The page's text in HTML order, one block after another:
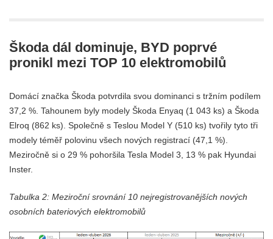
Škoda dál dominuje, BYD poprvé
pronikl mezi TOP 10 elektromobilů
Domácí značka Škoda potvrdila svou dominanci s tržním podílem
37,2 %. Tahounem byly modely Škoda Enyaq (1 043 ks) a Škoda
Elroq (862 ks). Společně s Teslou Model Y (510 ks) tvořily tyto tři
modely téměř polovinu všech nových registrací (47,1 %).
Meziročně si o 29 % pohoršila Tesla Model 3, 13 % pak Hyundai
Inster.
Tabulka 2: Meziroční srovnání 10 nejregistrovanějších nových
osobních bateriových elektromobilů